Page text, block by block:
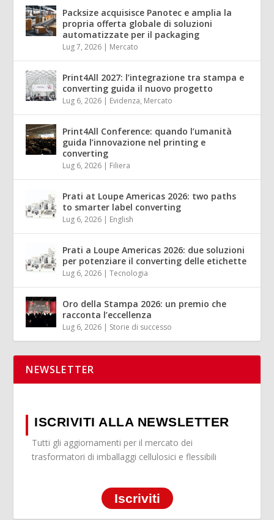
Packsize acquisisce Panotec e amplia la
propria offerta globale di soluzioni
automatizzate per il packaging
Lug 7, 2026 | Mercato
Print4All 2027: l’integrazione tra stampa e
converting guida il nuovo progetto
Lug 6, 2026 | Evidenza, Mercato
Print4All Conference: quando l’umanità
guida l’innovazione nel printing e
converting
Lug 6, 2026 | Filiera
Prati at Loupe Americas 2026: two paths
to smarter label converting
Lug 6, 2026 | English
Prati a Loupe Americas 2026: due soluzioni
per potenziare il converting delle etichette
Lug 6, 2026 |Tecnologia
Oro della Stampa 2026: un premio che
racconta l’eccellenza
Lug 6, 2026 | Storie di successo
NEWSLETTER
ISCRIVITI ALLA NEWSLETTER
Tutti gli aggiornamenti per il mercato dei
trasformatori di imballaggi cellulosici e flessibili
Iscriviti